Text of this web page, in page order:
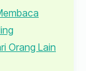
Orang Lain